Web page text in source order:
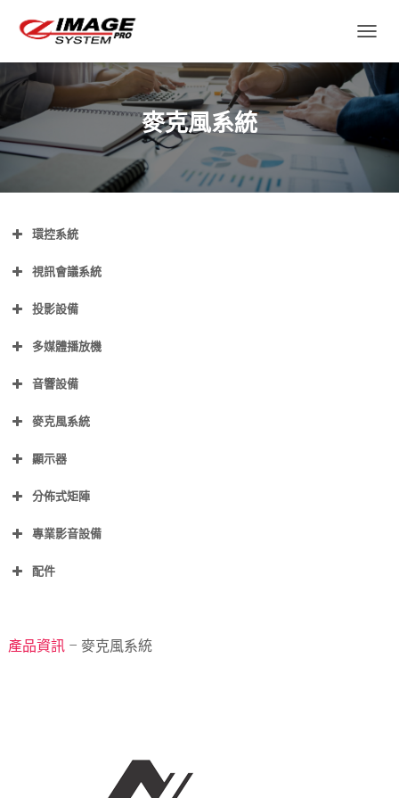
麥克風系統
環控系統
視訊會議系統
投影設備
多媒體播放機
音響設備
麥克風系統
顯示器
分佈式矩陣
專業影音設備
配件
產品資訊 – 麥克風系統